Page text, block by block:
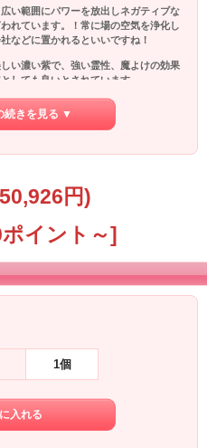
い範囲にパワーを放出しネガティブな
れています。！常に場の空気を浄化し
などに置かれるといいですね！
い濃い紫で、強い霊性、魔よけの効果
しても良いとされています。
宝石言葉は”真実の愛””勝利と名誉、栄
れいなアメジストクラスターです。
望をもたらしてくれます。 優しく穏や
が高いです。
続きを見る ▼
円)
イント～]
1個